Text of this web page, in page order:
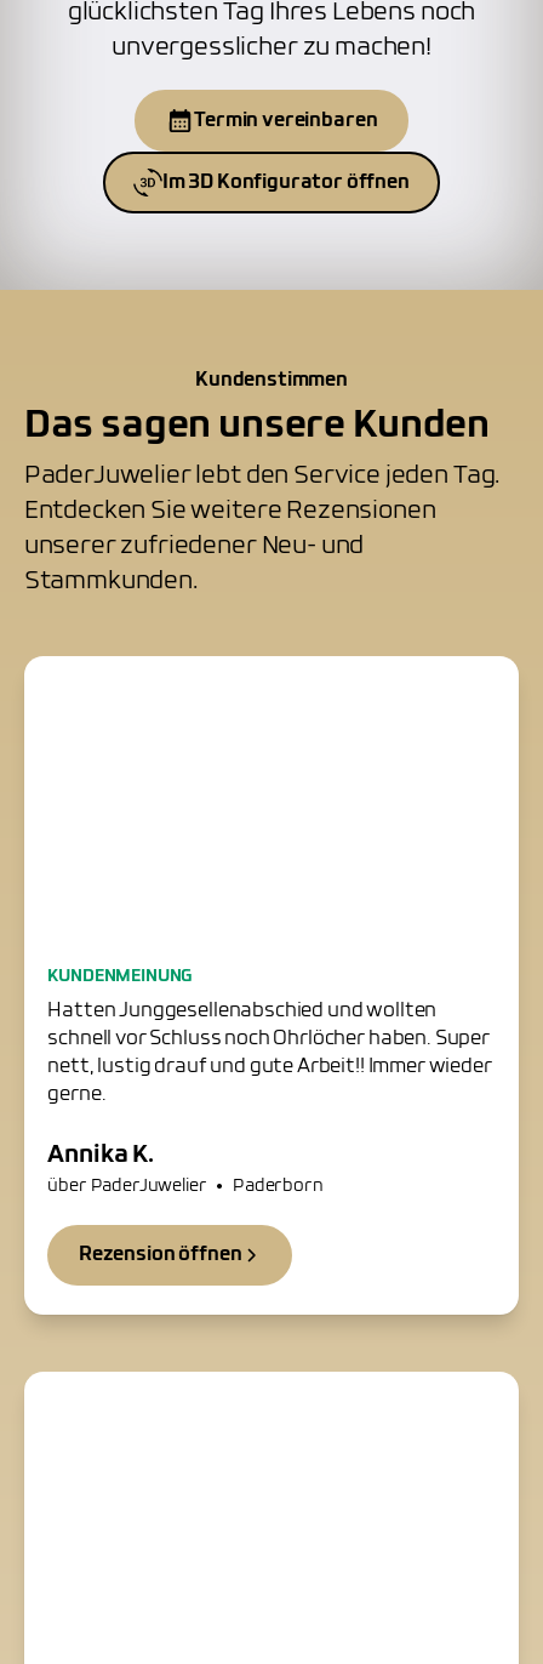
glücklichsten Tag Ihres Lebens noch
unvergesslicher zu machen!
Termin vereinbaren
Im 3D Konfigurator öffnen
Kundenstimmen
Das sagen unsere Kunden
PaderJuwelier lebt den Service jeden Tag.
Entdecken Sie weitere Rezensionen
unserer zufriedener Neu- und
Stammkunden.
Junggesellenabschied
erfolgreich gerettet
KUNDENMEINUNG
Hatten Junggesellenabschied und wollten
schnell vor Schluss noch Ohrlöcher haben. Super
nett, lustig drauf und gute Arbeit!! Immer wieder
gerne.
Annika K.
über PaderJuwelier • Paderborn
Rezension öffnen